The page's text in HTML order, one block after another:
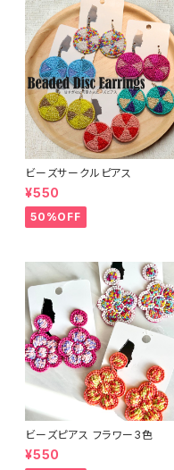
ビーズサークルピアス
¥550
50%OFF
ビーズピアス フラワー3色
¥550